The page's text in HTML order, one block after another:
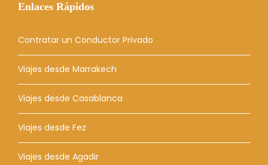
Enlaces Rápidos
Contratar un Conductor Privado
Viajes desde Marrakech
Viajes desde Casablanca
Viajes desde Fez
Viajes desde Agadir